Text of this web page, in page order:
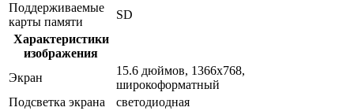
Поддерживаемые
карты памяти
SD
Характеристики
изображения
Экран
15.6 дюймов, 1366x768,
широкоформатный
Подсветка экрана
светодиодная